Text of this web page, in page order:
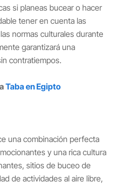
si planeas bucear o hacer
tener en cuenta las
normas culturales durante
garantizará una
contratiempos.
Taba en Egipto
una combinación perfecta
y una rica cultura
sitios de buceo de
de actividades al aire libre,